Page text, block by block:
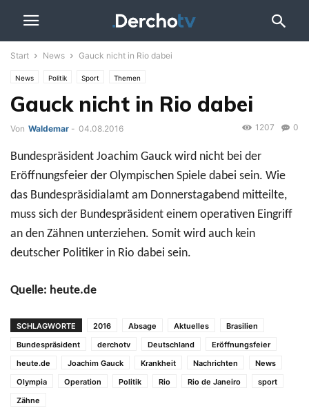
Start News Gauck nicht in Rio dabei
News Politik Sport Themen
Gauck nicht in Rio dabei
Von Waldemar - 04.08.2016 0
1207
Bundespräsident Joachim Gauck wird nicht bei der
Eröffnungsfeier der Olympischen Spiele dabei sein. Wie
das Bundespräsidialamt am Donnerstagabend mitteilte,
muss sich der Bundespräsident einem operativen Eingriff
an den Zähnen unterziehen. Somit wird auch kein
deutscher Politiker in Rio dabei sein.
Quelle: heute.de
SCHLAGWORTE 2016 Absage Aktuelles
Brasilien
Bundespräsident
derchotv Deutschland
Eröffnungsfeier
heute.de
Joachim Gauck Krankheit Nachrichten
News
Olympia
Operation Politik Rio Rio de Janeiro
sport
Zähne